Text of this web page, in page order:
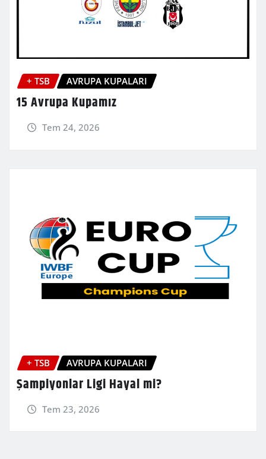
+ TSB AVRUPA KUPALARI
15 Avrupa Kupamız
Tem 24, 2026
+ TSB AVRUPA KUPALARI
Şampiyonlar Ligi Hayal mi?
Tem 23, 2026